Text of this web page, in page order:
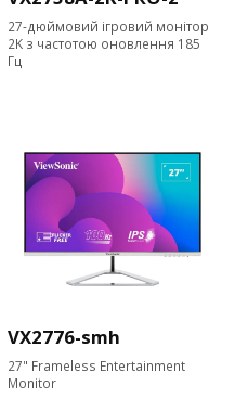
27-дюймовий ігровий монітор
2K з частотою оновлення 185
Гц
VX2776-smh
27" Frameless Entertainment
Monitor